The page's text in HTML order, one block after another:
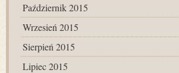
Październik 2015
Wrzesień 2015
Sierpień 2015
Lipiec 2015